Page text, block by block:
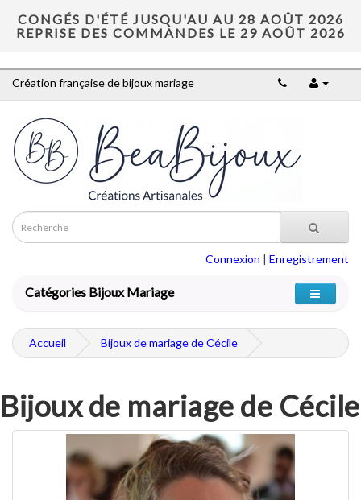
CONGÉS D'ÉTÉ JUSQU'AU AU 28 AOÛT 2026
REPRISE DES COMMANDES LE 29 AOÛT 2026
Création française de bijoux mariage
Connexion | Enregistrement
Catégories Bijoux Mariage
Accueil Bijoux de mariage de Cécile
Bijoux de mariage de Cécile